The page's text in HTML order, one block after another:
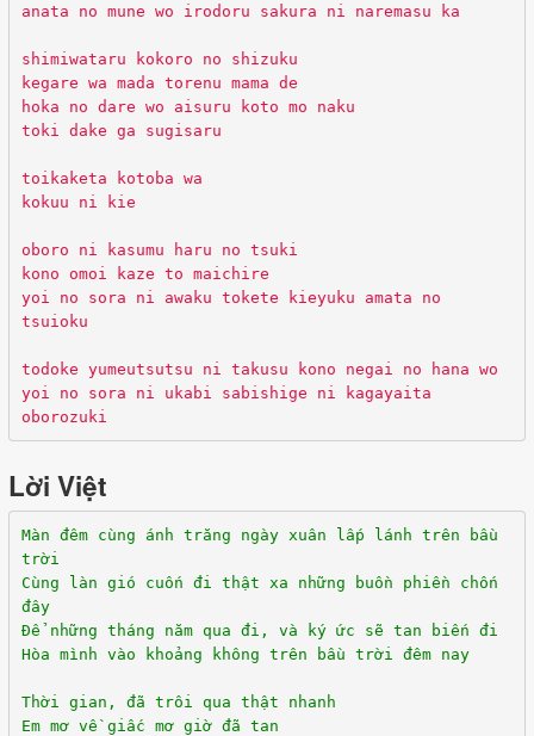
anata no mune wo irodoru sakura ni naremasu ka
shimiwataru kokoro no shizuku
kegare wa mada torenu mama de
hoka no dare wo aisuru koto mo naku
toki dake ga sugisaru
toikaketa kotoba wa
kokuu ni kie
oboro ni kasumu haru no tsuki
kono omoi kaze to maichire
yoi no sora ni awaku tokete kieyuku amata no
tsuioku
todoke yumeutsutsu ni takusu kono negai no hana wo
yoi no sora ni ukabi sabishige ni kagayaita
oborozuki
Lời Việt
Màn đêm cùng ánh trăng ngày xuân lấp lánh trên bầu
trời
Cùng làn gió cuốn đi thật xa những buồn phiền chốn
đây
Để những tháng năm qua đi, và ký ức sẽ tan biến đi
Hòa mình vào khoảng không trên bầu trời đêm nay
Thời gian, đã trôi qua thật nhanh
Em mơ về giấc mơ giờ đã tan